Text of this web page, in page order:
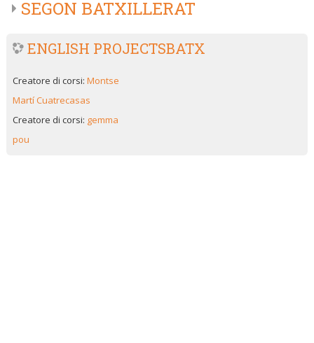
SEGON BATXILLERAT
ENGLISH PROJECTSBATX
Creatore di corsi:Montse
Martí Cuatrecasas
Creatore di corsi: gemma
pou